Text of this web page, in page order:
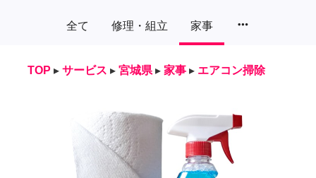
全て 修理・組立 家事 more_horiz
TOP ▸ サービス ▸ 宮城県 ▸ 家事 ▸ エアコン掃除